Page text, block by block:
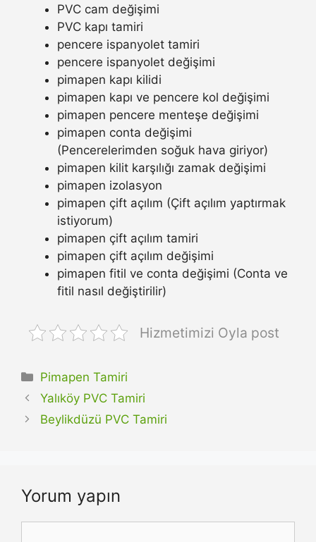
PVC cam değişimi
PVC kapı tamiri
pencere ispanyolet tamiri
pencere ispanyolet değişimi
pimapen kapı kilidi
pimapen kapı ve pencere kol değişimi
pimapen pencere menteşe değişimi
pimapen conta değişimi
(Pencerelerimden soğuk hava giriyor)
pimapen kilit karşılığı zamak değişimi
pimapen izolasyon
pimapen çift açılım (Çift açılım yaptırmak
istiyorum)
pimapen çift açılım tamiri
pimapen çift açılım değişimi
pimapen fitil ve conta değişimi (Conta ve
fitil nasıl değiştirilir)
Hizmetimizi Oyla post
Kategoriler
Pimapen Tamiri
Yalıköy PVC Tamiri
Beylikdüzü PVC Tamiri
Yorum yapın